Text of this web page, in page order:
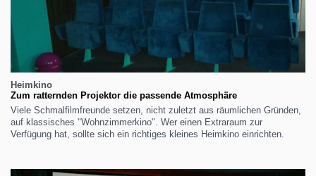
Heimkino
Zum ratternden Projektor die passende Atmosphäre
Viele Schmalfilmfreunde setzen, nicht zuletzt aus räumlichen Gründen,
auf klassisches "Wohnzimmerkino". Wer einen Extraraum zur
Verfügung hat, sollte sich ein richtiges kleines Heimkino einrichten.